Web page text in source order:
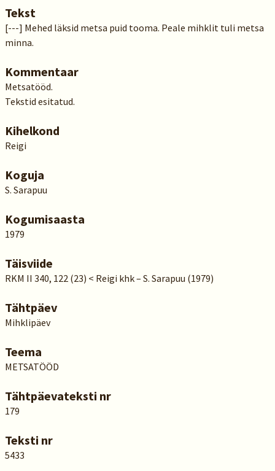
Tekst
[---] Mehed läksid metsa puid tooma. Peale mihklit tuli metsa
minna.
Kommentaar
Metsatööd.
Tekstid esitatud.
Kihelkond
Reigi
Koguja
S. Sarapuu
Kogumisaasta
1979
Täisviide
RKM II 340, 122 (23) < Reigi khk – S. Sarapuu (1979)
Tähtpäev
Mihklipäev
Teema
METSATÖÖD
Tähtpäevateksti nr
179
Teksti nr
5433